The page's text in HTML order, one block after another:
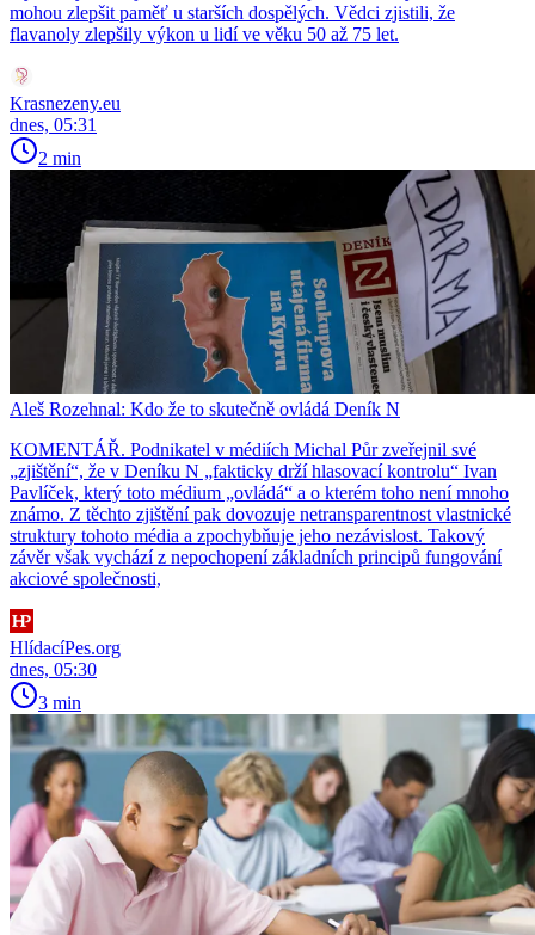
mohou zlepšit paměť u starších dospělých. Vědci zjistili, že
flavanoly zlepšily výkon u lidí ve věku 50 až 75 let.
Krasnezeny.eu
dnes, 05:31
2 min
Aleš Rozehnal: Kdo že to skutečně ovládá Deník N
KOMENTÁŘ. Podnikatel v médiích Michal Půr zveřejnil své
„zjištění“, že v Deníku N „fakticky drží hlasovací kontrolu“ Ivan
Pavlíček, který toto médium „ovládá“ a o kterém toho není mnoho
známo. Z těchto zjištění pak dovozuje netransparentnost vlastnické
struktury tohoto média a zpochybňuje jeho nezávislost. Takový
závěr však vychází z nepochopení základních principů fungování
akciové společnosti,
HlídacíPes.org
dnes, 05:30
3 min